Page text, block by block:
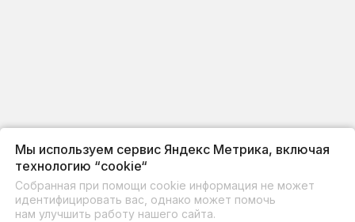
Мы используем сервис Яндекс Метрика, включая
технологию “cookie“
Собранная при помощи cookie информация не может
идентифицировать вас, однако может помочь
нам улучшить работу нашего сайта.